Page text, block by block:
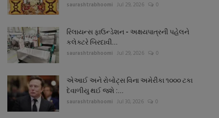
saurashtrabhoomi Jul 29, 2026 0
રિલાયન્સ ફાઉન્ડેશન - અક્ષયપાત્રની પહેલને
કલેક્ટરે બિરદાવી...
saurashtrabhoomi Jul 29, 2026 0
એઆઈ અને રોબોટ્સ વિના અમેરીકા ૧૦૦૦ ટકા
દેવાળીયુ થઈ જશે :...
saurashtrabhoomi Jul 30, 2026 0